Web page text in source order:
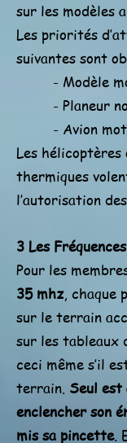
sur les modèles
Les priorités
suivantes sont
- Modèle
- Planeur
- Avion
Les
thermiques
l’autorisation
3 Les
Pour les
35 mhz, chaque
sur le terrain
sur les tableaux
ceci même s’il
terrain. Seul est
enclencher son
mis sa pincette.